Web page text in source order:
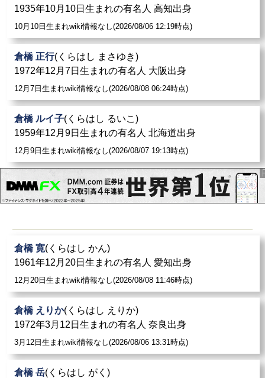
1935年10月10日生まれの有名人 高知出身
10月10日生まれwiki情報なし(2026/08/06 12:19時点)
倉橋 正行(くらはし まさゆき)
1972年12月7日生まれの有名人 大阪出身
12月7日生まれwiki情報なし(2026/08/08 06:24時点)
倉橋 ルイ子(くらはし るいこ)
1959年12月9日生まれの有名人 北海道出身
12月9日生まれwiki情報なし(2026/08/07 19:13時点)
倉橋 寛(くらはし かん)
1961年12月20日生まれの有名人 愛知出身
12月20日生まれwiki情報なし(2026/08/08 11:46時点)
倉橋 えりか(くらはし えりか)
1972年3月12日生まれの有名人 奈良出身
3月12日生まれwiki情報なし(2026/08/06 13:31時点)
倉橋 岳(くらはし がく)